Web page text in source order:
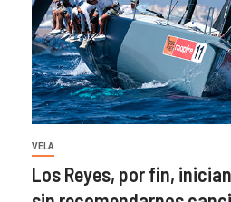
VELA
Los Reyes, por fin,